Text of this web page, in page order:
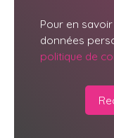
Pour en
données
politique de